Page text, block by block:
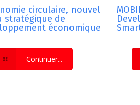
circulaire, nouvel
stratégique de
économique
Continuer...